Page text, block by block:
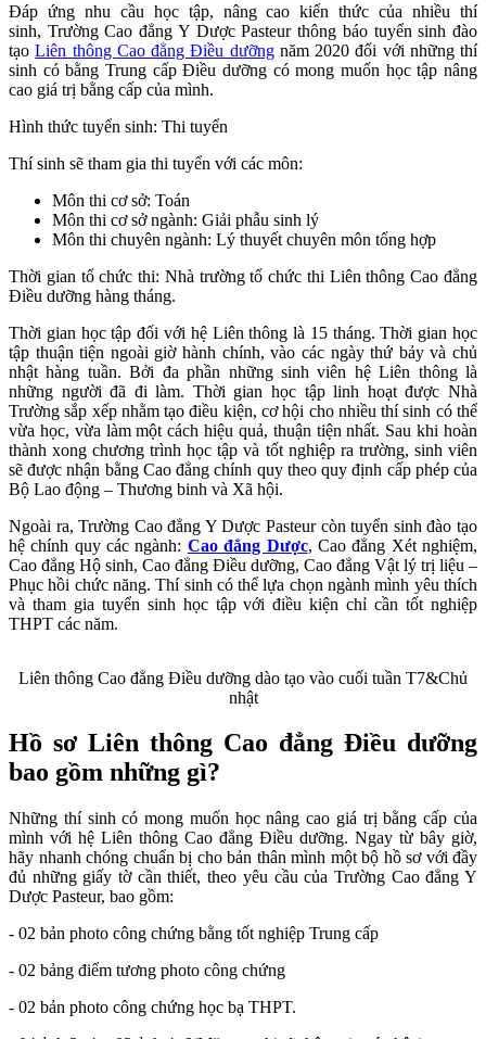
Đáp ứng nhu cầu học tập, nâng cao kiến thức của nhiều thí
sinh, Trường Cao đẳng Y Dược Pasteur thông báo tuyển sinh đào
tạoLiên thông Cao đẳng Điều dưỡngnăm 2020 đối với những thí
sinh có bằng Trung cấp Điều dưỡng có mong muốn học tập nâng
cao giá trị bằng cấp của mình.
Hình thức tuyển sinh: Thi tuyển
Thí sinh sẽ tham gia thi tuyển với các môn:
Môn thi cơ sở: Toán
Môn thi cơ sở ngành: Giải phẫu sinh lý
Môn thi chuyên ngành: Lý thuyết chuyên môn tổng hợp
Thời gian tổ chức thi: Nhà trường tổ chức thi Liên thông Cao đẳng
Điều dưỡng hàng tháng.
Thời gian học tập đối với hệ Liên thông là 15 tháng. Thời gian học
tập thuận tiện ngoài giờ hành chính, vào các ngày thứ bảy và chủ
nhật hàng tuần. Bởi đa phần những sinh viên hệ Liên thông là
những người đã đi làm. Thời gian học tập linh hoạt được Nhà
Trường sắp xếp nhằm tạo điều kiện, cơ hội cho nhiều thí sinh có thể
vừa học, vừa làm một cách hiệu quả, thuận tiện nhất. Sau khi hoàn
thành xong chương trình học tập và tốt nghiệp ra trường, sinh viên
sẽ được nhận bằng Cao đẳng chính quy theo quy định cấp phép của
Bộ Lao động – Thương binh và Xã hội.
Ngoài ra, Trường Cao đẳng Y Dược Pasteur còn tuyển sinh đào tạo
hệ chính quy các ngành: Cao đẳng Dược, Cao đẳng Xét nghiệm,
Cao đẳng Hộ sinh, Cao đẳng Điều dưỡng, Cao đẳng Vật lý trị liệu –
Phục hồi chức năng. Thí sinh có thể lựa chọn ngành mình yêu thích
và tham gia tuyển sinh học tập với điều kiện chỉ cần tốt nghiệp
THPT các năm.
Liên thông Cao đẳng Điều dưỡng dào tạo vào cuối tuần T7&Chủ
nhật
Hồ sơ Liên thông Cao đẳng Điều dưỡng
bao gồm những gì?
Những thí sinh có mong muốn học nâng cao giá trị bằng cấp của
mình với hệ Liên thông Cao đẳng Điều dưỡng. Ngay từ bây giờ,
hãy nhanh chóng chuẩn bị cho bản thân mình một bộ hồ sơ với đầy
đủ những giấy tờ cần thiết, theo yêu cầu của Trường Cao đẳng Y
Dược Pasteur, bao gồm:
- 02 bản photo công chứng bằng tốt nghiệp Trung cấp
- 02 bảng điểm tương photo công chứng
- 02 bản photo công chứng học bạ THPT.